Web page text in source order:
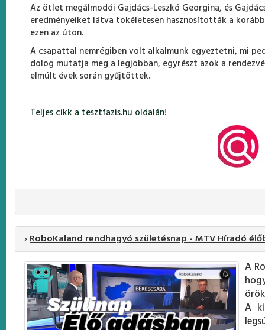
Az ötlet megálmodói Gajdács-Leszkó Georgina, és
eredményeiket látva tökéletesen hasznosították a
ezen az úton.
A csapattal nemrégiben volt alkalmunk egyeztetni, mi
dolog mutatja meg a legjobban, egyrészt azok a
elmúlt évek során gyűjtöttek.
Teljes cikk a tesztfazis.hu oldalán!
›RoboKaland rendhagyó születésnap - MTV Híradó
A
A